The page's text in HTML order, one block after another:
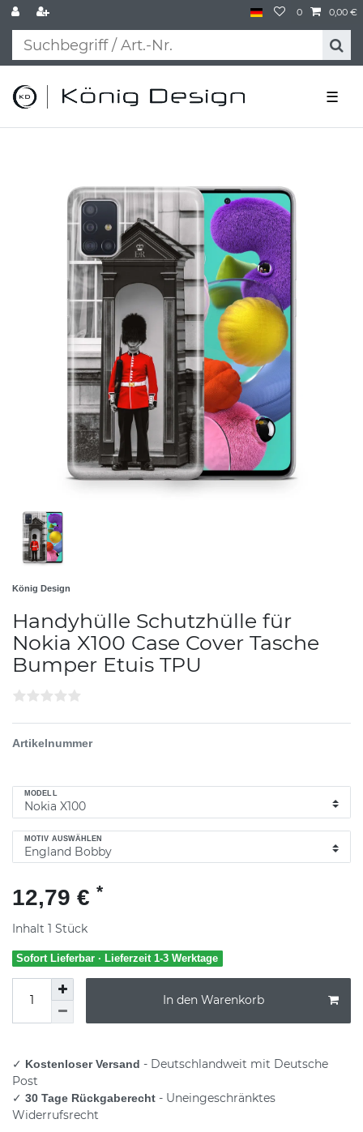
0 0,00 €
☰
König Design
Handyhülle Schutzhülle für
Nokia X100 Case Cover Tasche
Bumper Etuis TPU
Artikelnummer
MODELL
MOTIV AUSWÄHLEN
12,79 € *
Inhalt 1 Stück
Sofort Lieferbar · Lieferzeit 1-3 Werktage
In den Warenkorb
✓ Kostenloser Versand - Deutschlandweit mit Deutsche
Post
✓ 30 Tage Rückgaberecht - Uneingeschränktes
Widerrufsrecht